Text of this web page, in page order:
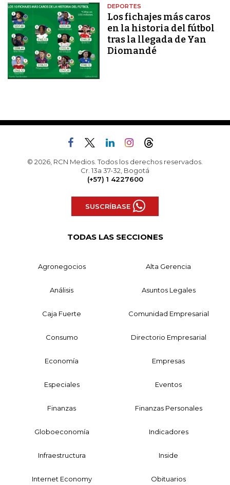
DEPORTES
Los fichajes más caros
en la historia del fútbol
tras la llegada de Yan
Diomandé
© 2026, RCN Medios. Todos los derechos reservados.
Cr. 13a 37-32, Bogotá
(+57) 1 4227600
SUSCRÍBASE
TODAS LAS SECCIONES
Agronegocios Alta Gerencia
Análisis Asuntos Legales
Caja Fuerte Comunidad Empresarial
Consumo Directorio Empresarial
Economía Empresas
Especiales Eventos
Finanzas Finanzas Personales
Globoeconomía Indicadores
Infraestructura Inside
Internet Economy Obituarios